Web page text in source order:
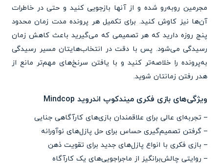
مجرمین روبه‌رو شده و از آنها بازجویی کنید و حتی در خاطرات
آن‌ها نیز کاوش کنید. برای تکمیل هر پرونده مدت زمان محدود
پنج روزه دارید که هر تصمیمی که می‌گیرید باعث کاهش زمان
رسیدگی می‌شود. پس با دقت در انتخاب‌هایتان مسیر رسیدگی
به‌پرونده را خلاصه‌تر کنید و با یافتن سرنخ‌های مهم‌تر مانع از
هدر رفتن زمانتان شوید.
ویژگی‌های بازی فکری میندکوپ اندروید Mindcop
– تجربه‌ای عالی برای علاقمندان بازی‌های کارآگاهی جنایی
– گرفتن تصمیم‌گیری حساس برای حل پازل‌های نوآورانه
– بازی فکری با انواع پازل‌های جدید برای تقویت ذهن
– روایتی چالش‌برانگیز از ماجراجویی‌های یک کارآگاه